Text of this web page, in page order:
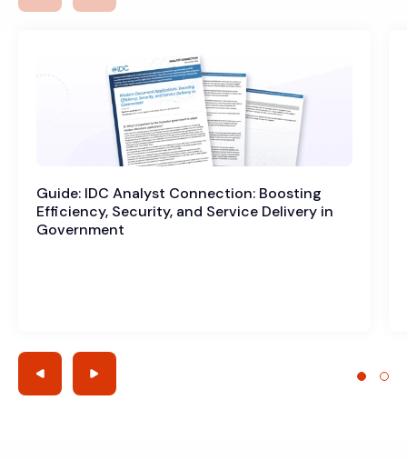
Guide: IDC Analyst Connection: Boosting
Efficiency, Security, and Service Delivery in
Government